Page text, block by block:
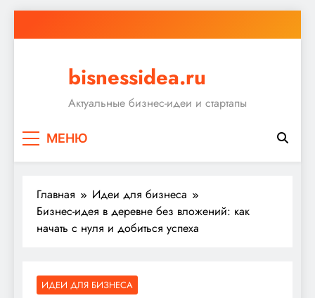
к
bisnessidea.ru
Актуальные бизнес-идеи и стартапы
МЕНЮ
Главная
Идеи для бизнеса
Бизнес-идея в деревне без вложений: как
начать с нуля и добиться успеха
ИДЕИ ДЛЯ БИЗНЕСА